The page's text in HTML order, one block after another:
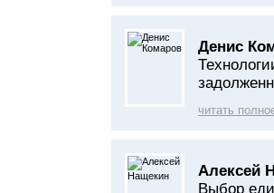
Денис
читать
Алексей
Выбор